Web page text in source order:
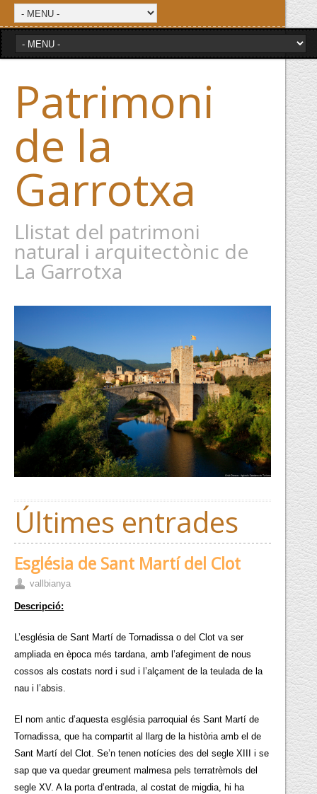
Patrimoni
de la
Garrotxa
Llistat del patrimoni
natural i arquitectònic de
La Garrotxa
Últimes entrades
Església de Sant Martí del Clot
vallbianya
Descripció:
L’església de Sant Martí de Tornadissa o del Clot va ser
ampliada en època més tardana, amb l’afegiment de nous
cossos als costats nord i sud i l’alçament de la teulada de la
nau i l’absis.
El nom antic d’aquesta església parroquial és Sant Martí de
Tornadissa, que ha compartit al llarg de la història amb el de
Sant Martí del Clot. Se’n tenen notícies des del segle XIII i se
sap que va quedar greument malmesa pels terratrèmols del
segle XV. A la porta d’entrada, al costat de migdia, hi ha